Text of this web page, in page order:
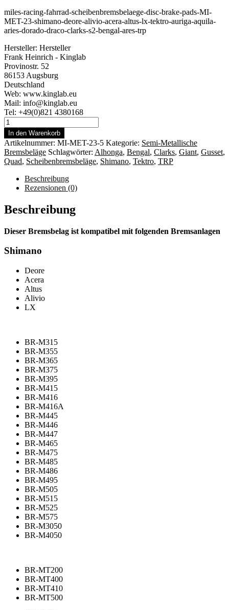
miles-racing-fahrrad-scheibenbremsbelaege-disc-brake-pads-MI-
MET-23-shimano-deore-alivio-acera-altus-lx-tektro-auriga-aquila-
aries-dorado-draco-clarks-s2-bengal-ares-trp
Hersteller: Hersteller
Frank Heinrich - Kinglab
Provinostr. 52
86153 Augsburg
Deutschland
Web: www.kinglab.eu
Mail: info@kinglab.eu
Tel: +49(0)821 4380168
Miles
Racing
Scheibenbremsbeläge
Clarks
S2
Menge
In den Warenkorb
Artikelnummer: MI-MET-23-5 Kategorie: Semi-Metallische
Bremsbeläge Schlagwörter: Alhonga, Bengal, Clarks, Giant, Gusset,
Quad, Scheibenbremsbeläge, Shimano, Tektro, TRP
Beschreibung
Rezensionen (0)
Beschreibung
Dieser Bremsbelag ist kompatibel mit folgenden Bremsanlagen
Shimano
Deore
Acera
Altus
Alivio
LX
BR-M315
BR-M355
BR-M365
BR-M375
BR-M395
BR-M415
BR-M416
BR-M416A
BR-M445
BR-M446
BR-M447
BR-M465
BR-M475
BR-M485
BR-M486
BR-M495
BR-M505
BR-M515
BR-M525
BR-M575
BR-M3050
BR-M4050
BR-MT200
BR-MT400
BR-MT410
BR-MT500